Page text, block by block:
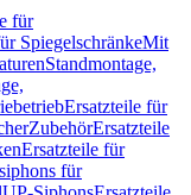
für
SpiegelschränkeMit
Standmontage,
Ersatzteile für
ZubehörErsatzteile
Ersatzteile für
für